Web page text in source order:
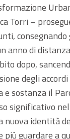
Torri –
consegnando
anno di
dopo,
degli accordi
e sostanza il
significativo
nuova identità
più guardare a